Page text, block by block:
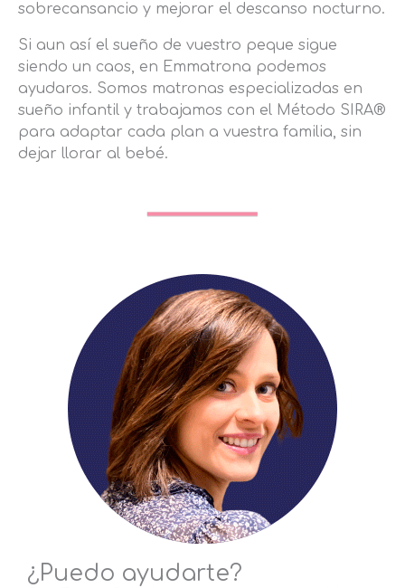
sobrecansancio y mejorar el descanso nocturno.
Si aun así el sueño de vuestro peque sigue
siendo un caos, en Emmatrona podemos
ayudaros. Somos matronas especializadas en
sueño infantil y trabajamos con el Método SIRA®
para adaptar cada plan a vuestra familia, sin
dejar llorar al bebé.
¿Puedo ayudarte?